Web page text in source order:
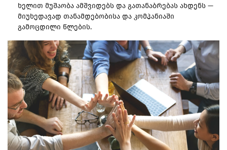
ხელით მუშაობა ამშვიდებს და გათანაბრებას ახდენს —
მიუხედავად თანამდებობისა და კომპანიაში
გამოცდილი წლების.